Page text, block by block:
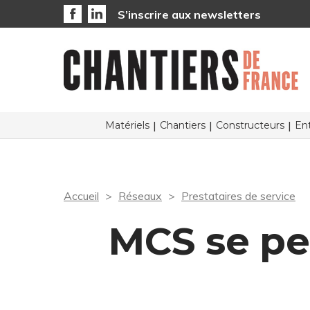
S’inscrire aux newsletters
Matériels Chantiers Constructeurs
Accueil Réseaux Prestataires de service
MCS se